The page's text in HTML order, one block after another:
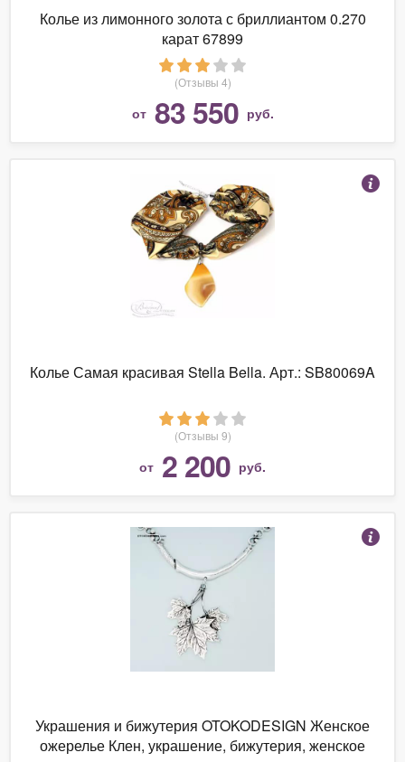
Колье из лимонного золота с бриллиантом 0.270
карат 67899
(Отзывы 4)
от 83 550 руб.
Колье Самая красивая Stella Bella. Арт.: SB80069A
(Отзывы 9)
от 2 200 руб.
Украшения и бижутерия OTOKODESIGN Женское
ожерелье Клен, украшение, бижутерия, женское